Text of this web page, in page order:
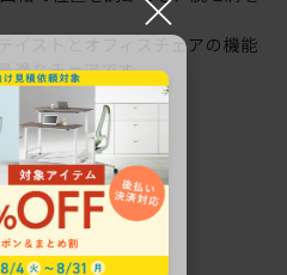
イストとオフィスチェアの機能
適なチェアです。